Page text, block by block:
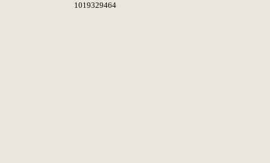
1019329464